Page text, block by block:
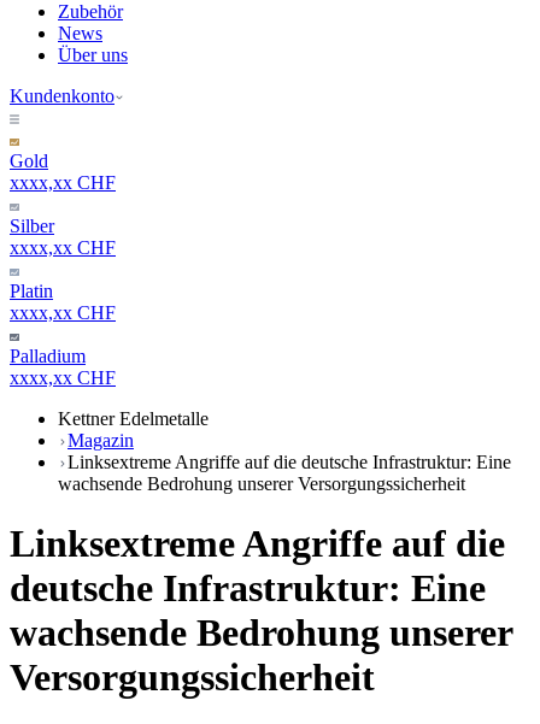
Zubehör
News
Über uns
Kundenkonto
Gold
xxxx,xx CHF
Silber
xxxx,xx CHF
Platin
xxxx,xx CHF
Palladium
xxxx,xx CHF
Kettner Edelmetalle
Magazin
Linksextreme Angriffe auf die deutsche Infrastruktur: Eine
wachsende Bedrohung unserer Versorgungssicherheit
Linksextreme Angriffe auf die
deutsche Infrastruktur: Eine
wachsende Bedrohung unserer
Versorgungssicherheit